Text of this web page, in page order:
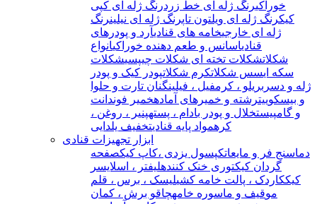
خوراکیرنگ ژله ای خط زردرنگ ژله ای کپی
کیکرنگ ژله ای ویلتون تاپرنگ ژله ای نیلینرنگ
ژله ای خارجیخامه های قنادیآرد و پودرهای
قنادیاسانس و طعم دهنده خوراکیانواع
شکلاتشکلات تخته ای شکلات چیپسیشکلات
سکه ایسس شکلاتکرم شکلاتپودر کیک و پودر
ژله و دسر بریلو ، کرمفیل ، فیلینگنان تارت و حلوا
و بیسکوییترشته و خمیرهای آمادهخمیر فوندانت
و گامپیستخلال و پودر بادام ، پستهپنیر ، روغن ،
کرهمواد پایه قنادیتخفیف یلدایی
ابزار تجهیزات قنادی
دماسنج فر و مایعاتکپسول یزدی ،کاپ کیکصفحه
گردان کیکتوری خنک کنندهلیفتر ، اسلایسر
کیککاردک ، پالت خامه کشیلیسک ، برس ، قلم
موقیف و ماسوره خامهچاقو برش ، کمان